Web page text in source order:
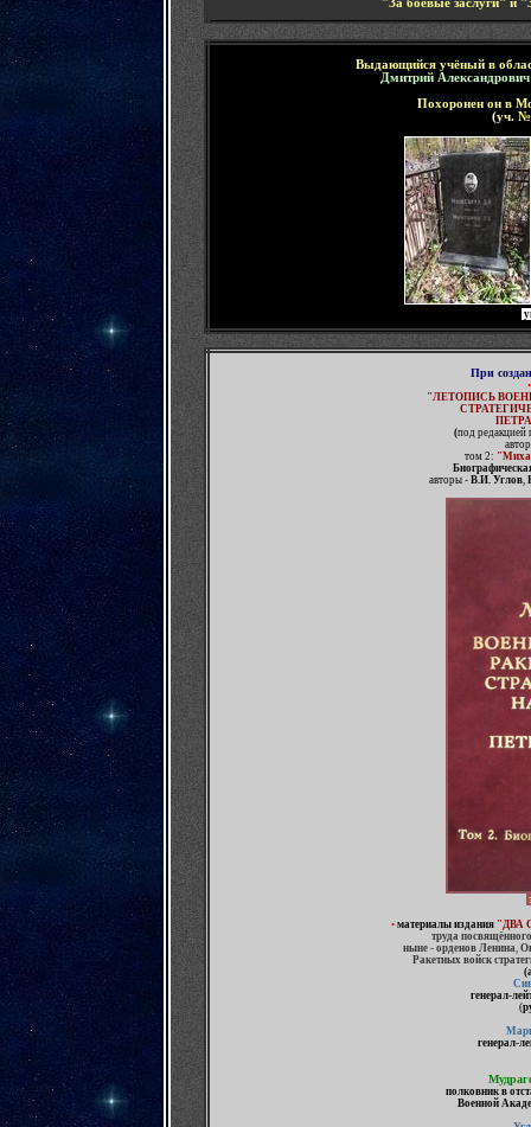
"За боевые заслуги" и
Выдающийся учёный в
Дмитрий
Похоронен онв
(уч.
При
"ЛЕТОПИСЬ
(под редакцией
том 2:
авторы - В.И. Углов,
• материалы издания "ДВА
труда
ныне - орденов Ленина,
Ракетных войск
(
генерал-
(
генерал-
полковник в
Военной